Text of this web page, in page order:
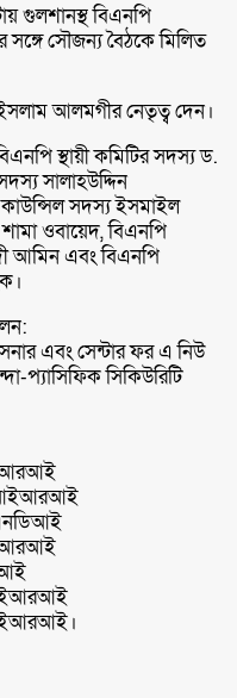
গুলশানস্থ বিএনপি
সঙ্গে সৌজন্য বৈঠকে মিলিত
আলমগীর নেতৃত্ব দেন।
স্থায়ী কমিটির সদস্য ড.
সালাহউদ্দিন
সদস্য ইসমাইল
ওবায়েদ, বিএনপি
আমিন এবং বিএনপি
এবং সেন্টার ফর এ নিউ
প্যাসিফিক সিকিউরিটি
আইআরআই
এনডিআই
আইআরআই